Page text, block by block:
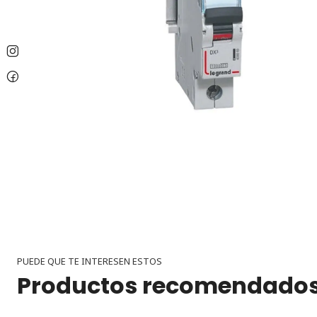
PUEDE QUE TE INTERESEN ESTOS
Productos